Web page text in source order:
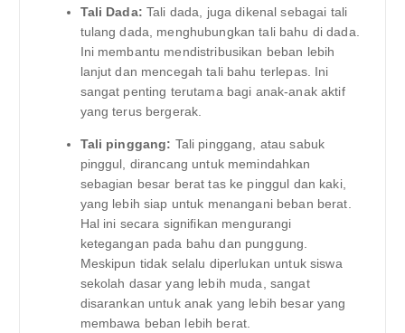
Tali Dada: Tali dada, juga dikenal sebagai tali
tulang dada, menghubungkan tali bahu di dada.
Ini membantu mendistribusikan beban lebih
lanjut dan mencegah tali bahu terlepas. Ini
sangat penting terutama bagi anak-anak aktif
yang terus bergerak.
Tali pinggang: Tali pinggang, atau sabuk
pinggul, dirancang untuk memindahkan
sebagian besar berat tas ke pinggul dan kaki,
yang lebih siap untuk menangani beban berat.
Hal ini secara signifikan mengurangi
ketegangan pada bahu dan punggung.
Meskipun tidak selalu diperlukan untuk siswa
sekolah dasar yang lebih muda, sangat
disarankan untuk anak yang lebih besar yang
membawa beban lebih berat.